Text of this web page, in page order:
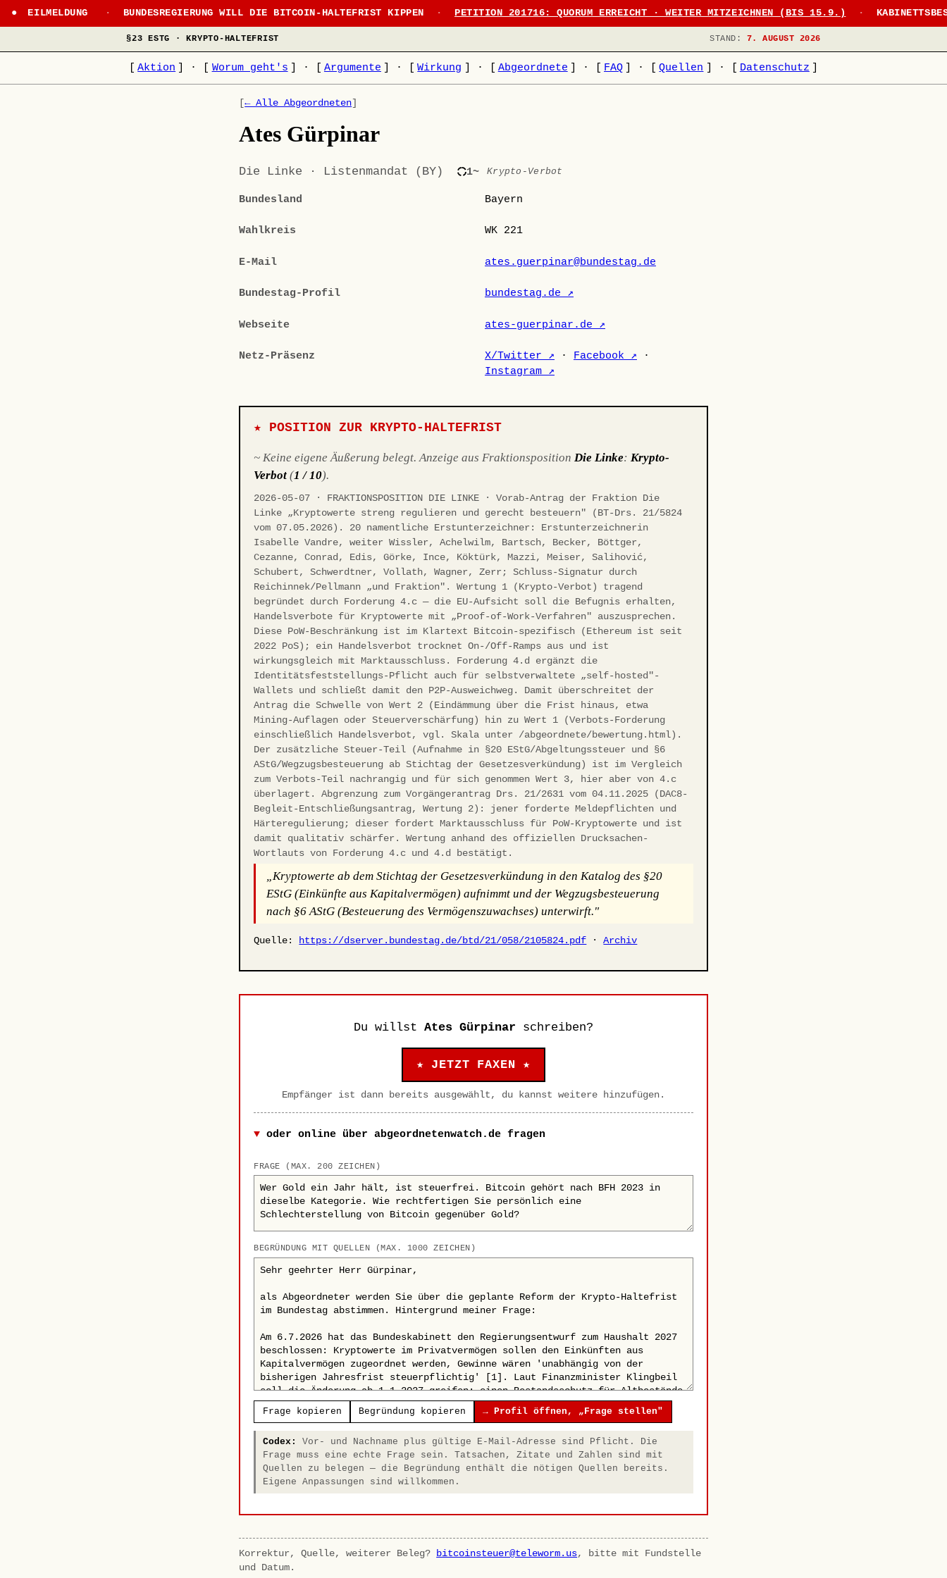
EILMELDUNG · BUNDESREGIERUNG WILL DIE BITCOIN-HALTEFRIST KIPPEN · PETITION 201716: QUORUM ERREICHT · WEITER MITZEICHNEN (BIS 15.9.) ·
§23 ESTG · KRYPTO-HALTEFRIST STAND: 7. AUGUST 2026
Aktion · Worum geht's · Argumente · Wirkung · Abgeordnete · FAQ · Quellen · Datenschutz
[← Alle Abgeordneten]
Ates Gürpinar
Die Linke · Listenmandat (BY) 1~ Krypto-Verbot
Bundesland Bayern
Wahlkreis WK 221
E-Mail ates.guerpinar@bundestag.de
Bundestag-Profil bundestag.de ↗
Webseite ates-guerpinar.de ↗
Netz-Präsenz X/Twitter ↗ · Facebook ↗ ·
Instagram ↗
★ POSITION ZUR KRYPTO-HALTEFRIST
~ Keine eigene Äußerung belegt. Anzeige aus FraktionspositionDie Linke:Krypto-
Verbot (1 / 10).
2026-05-07 · FRAKTIONSPOSITION DIE LINKE · Vorab-Antrag der Fraktion Die
Linke „Kryptowerte streng regulieren und gerecht besteuern" (BT-Drs. 21/5824
vom 07.05.2026). 20 namentliche Erstunterzeichner: Erstunterzeichnerin
Isabelle Vandre, weiter Wissler, Achelwilm, Bartsch, Becker, Böttger,
Cezanne, Conrad, Edis, Görke, Ince, Köktürk, Mazzi, Meiser, Salihović,
Schubert, Schwerdtner, Vollath, Wagner, Zerr; Schluss-Signatur durch
Reichinnek/Pellmann „und Fraktion". Wertung 1 (Krypto-Verbot) tragend
begründet durch Forderung 4.c — die EU-Aufsicht soll die Befugnis erhalten,
Handelsverbote für Kryptowerte mit „Proof-of-Work-Verfahren" auszusprechen.
Diese PoW-Beschränkung ist im Klartext Bitcoin-spezifisch (Ethereum ist seit
2022 PoS); ein Handelsverbot trocknet On-/Off-Ramps aus und ist
wirkungsgleich mit Marktausschluss. Forderung 4.d ergänzt die
Identitätsfeststellungs-Pflicht auch für selbstverwaltete „self-hosted"-
Wallets und schließt damit den P2P-Ausweichweg. Damit überschreitet der
Antrag die Schwelle von Wert 2 (Eindämmung über die Frist hinaus, etwa
Mining-Auflagen oder Steuerverschärfung) hin zu Wert 1 (Verbots-Forderung
einschließlich Handelsverbot, vgl. Skala unter /abgeordnete/bewertung.html).
Der zusätzliche Steuer-Teil (Aufnahme in §20 EStG/Abgeltungssteuer und §6
AStG/Wegzugsbesteuerung ab Stichtag der Gesetzesverkündung) ist im Vergleich
zum Verbots-Teil nachrangig und für sich genommen Wert 3, hier aber von 4.c
überlagert. Abgrenzung zum Vorgängerantrag Drs. 21/2631 vom 04.11.2025 (DAC8-
Begleit-Entschließungsantrag, Wertung 2): jener forderte Meldepflichten und
Härteregulierung; dieser fordert Marktausschluss für PoW-Kryptowerte und ist
damit qualitativ schärfer. Wertung anhand des offiziellen Drucksachen-
Wortlauts von Forderung 4.c und 4.d bestätigt.
„Kryptowerte ab dem Stichtag der Gesetzesverkündung in den Katalog des §20
EStG (Einkünfte aus Kapitalvermögen) aufnimmt und der Wegzugsbesteuerung
nach §6 AStG (Besteuerung des Vermögenszuwachses) unterwirft."
Quelle: https://dserver.bundestag.de/btd/21/058/2105824.pdf ·Archiv
Du willst Ates Gürpinar schreiben?
★ JETZT FAXEN ★
Empfänger ist dann bereits ausgewählt, du kannst weitere hinzufügen.
oder online über abgeordnetenwatch.de fragen
FRAGE (MAX. 200 ZEICHEN)
BEGRÜNDUNG MIT QUELLEN (MAX. 1000 ZEICHEN)
Frage kopieren Begründung kopieren → Profil öffnen, „Frage stellen"
Codex:
Vor- und Nachname plus gültige E-Mail-Adresse sind Pflicht. Die
Frage muss eine echte Frage sein. Tatsachen, Zitate und Zahlen sind mit
Quellen zu belegen — die Begründung enthält die nötigen Quellen bereits.
Eigene Anpassungen sind willkommen.
Korrektur, Quelle, weiterer Beleg? bitcoinsteuer@teleworm.us, bitte mit Fundstelle
und Datum.